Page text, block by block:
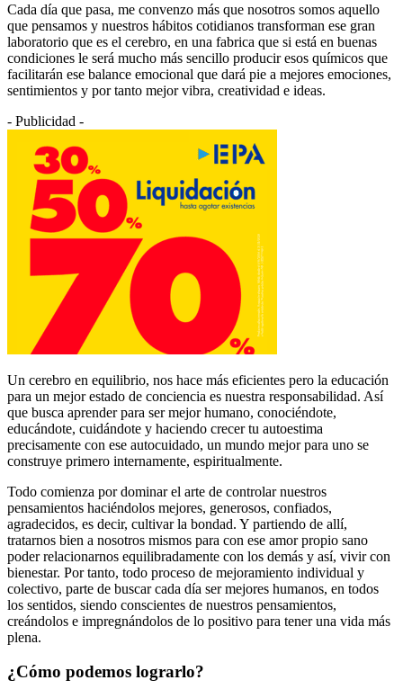
Cada día que pasa, me convenzo más que nosotros somos aquello
que pensamos y nuestros hábitos cotidianos transforman ese gran
laboratorio que es el cerebro, en una fabrica que si está en buenas
condiciones le será mucho más sencillo producir esos químicos que
facilitarán ese balance emocional que dará pie a mejores emociones,
sentimientos y por tanto mejor vibra, creatividad e ideas.
- Publicidad -
Un cerebro en equilibrio, nos hace más eficientes pero la educación
para un mejor estado de conciencia es nuestra responsabilidad. Así
que busca aprender para ser mejor humano, conociéndote,
educándote, cuidándote y haciendo crecer tu autoestima
precisamente con ese autocuidado, un mundo mejor para uno se
construye primero internamente, espiritualmente.
Todo comienza por dominar el arte de controlar nuestros
pensamientos haciéndolos mejores, generosos, confiados,
agradecidos, es decir, cultivar la bondad. Y partiendo de allí,
tratarnos bien a nosotros mismos para con ese amor propio sano
poder relacionarnos equilibradamente con los demás y así, vivir con
bienestar. Por tanto, todo proceso de mejoramiento individual y
colectivo, parte de buscar cada día ser mejores humanos, en todos
los sentidos, siendo conscientes de nuestros pensamientos,
creándolos e impregnándolos de lo positivo para tener una vida más
plena.
¿Cómo podemos lograrlo?